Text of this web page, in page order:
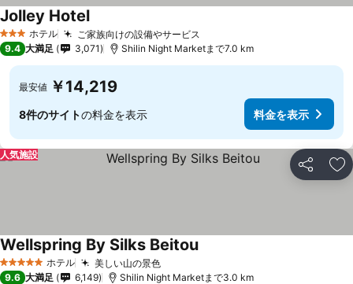
3 ホテルのランク
ホテル ご家族向けの設備やサービス
Jolley Hotel料金を表示
9.4 大満足 3,071 Shilin Night Marketまで7.0 km
最安値 ￥14,219
8件のサイトの料金を表示 料金を表示
シェア お
人気施設
5 ホテルのランク
ホテル 美しい山の景色料金を表示
Wellspring By Silks Beitou料金を表示
9.6 大満足 6,149 Shilin Night Marketまで3.0 km